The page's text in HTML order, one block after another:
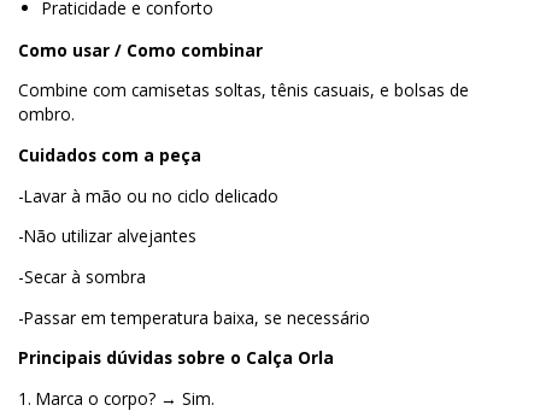
Praticidade e conforto
Como usar / Como combinar
Combine com camisetas soltas, tênis casuais, e bolsas de
ombro.
Cuidados com a peça
-Lavar à mão ou no ciclo delicado
-Não utilizar alvejantes
-Secar à sombra
-Passar em temperatura baixa, se necessário
Principais dúvidas sobre o Calça Orla
1. Marca o corpo? → Sim.